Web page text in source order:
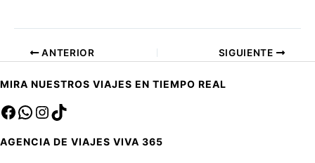
ANTERIOR SIGUIENTE
MIRA NUESTROS VIAJES EN TIEMPO REAL
Facebook
saInstagram
TikTok
AGENCIA DE VIAJES VIVA 365